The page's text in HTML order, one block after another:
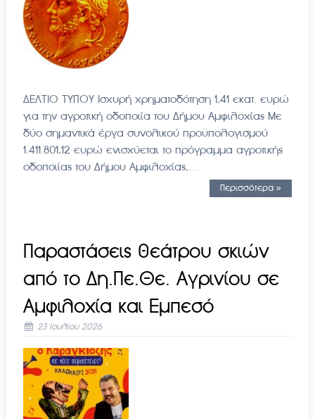
ΔΕΛΤΙΟ ΤΥΠΟΥ Ισχυρή χρηματοδότηση 1,41 εκατ. ευρώ
για την αγροτική οδοποιία του Δήμου Αμφιλοχίας Με
δύο σημαντικά έργα συνολικού προϋπολογισμού
1.411.801,12 ευρώ ενισχύεται το πρόγραμμα αγροτικής
οδοποιίας του Δήμου Αμφιλοχίας,…
Περισσότερα »
Παραστάσεις θεάτρου σκιών
από το Δη.Πε.Θε. Αγρινίου σε
Αμφιλοχία και Εμπεσό
23 Ιουλίου 2026